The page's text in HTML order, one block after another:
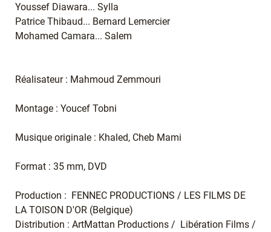
Youssef Diawara... Sylla
Patrice Thibaud... Bernard Lemercier
Mohamed Camara... Salem
Réalisateur : Mahmoud Zemmouri
Montage : Youcef Tobni
Musique originale : Khaled, Cheb Mami
Format : 35 mm, DVD
Production : FENNEC PRODUCTIONS / LES FILMS DE
LA TOISON D'OR (Belgique)
Distribution : ArtMattan Productions / Libération Films /